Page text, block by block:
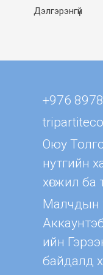
Дэлгэрэнгүй
+976
Оюу
нутгийн
хөгжил ба
Малчдын
ийн
байдалд